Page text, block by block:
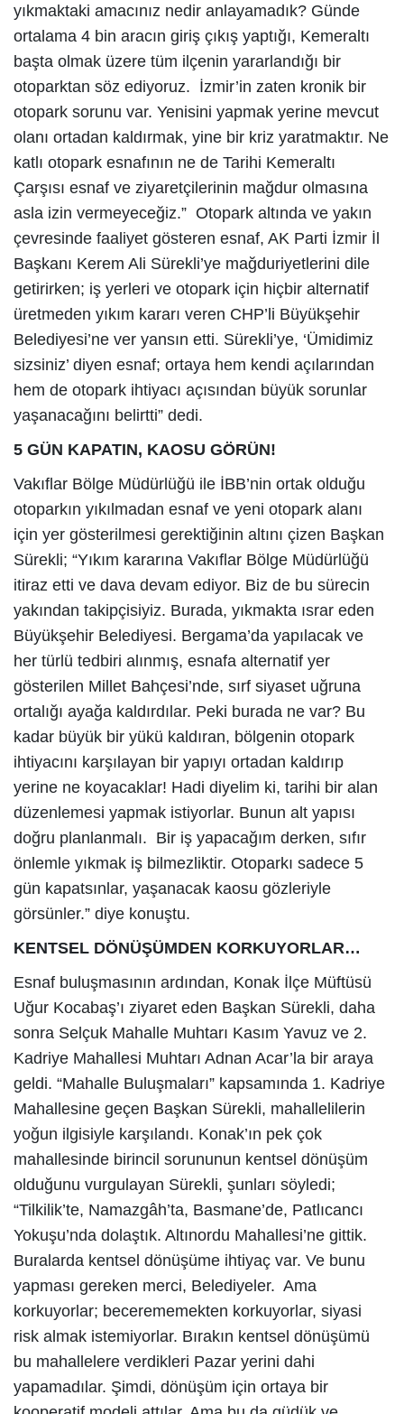
yıkmaktaki amacınız nedir anlayamadık? Günde
ortalama 4 bin aracın giriş çıkış yaptığı, Kemeraltı
başta olmak üzere tüm ilçenin yararlandığı bir
otoparktan söz ediyoruz. İzmir’in zaten kronik bir
otopark sorunu var. Yenisini yapmak yerine mevcut
olanı ortadan kaldırmak, yine bir kriz yaratmaktır. Ne
katlı otopark esnafının ne de Tarihi Kemeraltı
Çarşısı esnaf ve ziyaretçilerinin mağdur olmasına
asla izin vermeyeceğiz.” Otopark altında ve yakın
çevresinde faaliyet gösteren esnaf, AK Parti İzmir İl
Başkanı Kerem Ali Sürekli’ye mağduriyetlerini dile
getirirken; iş yerleri ve otopark için hiçbir alternatif
üretmeden yıkım kararı veren CHP’li Büyükşehir
Belediyesi’ne ver yansın etti. Sürekli’ye, ‘Ümidimiz
sizsiniz’ diyen esnaf; ortaya hem kendi açılarından
hem de otopark ihtiyacı açısından büyük sorunlar
yaşanacağını belirtti” dedi.
5 GÜN KAPATIN, KAOSU GÖRÜN!
Vakıflar Bölge Müdürlüğü ile İBB’nin ortak olduğu
otoparkın yıkılmadan esnaf ve yeni otopark alanı
için yer gösterilmesi gerektiğinin altını çizen Başkan
Sürekli; “Yıkım kararına Vakıflar Bölge Müdürlüğü
itiraz etti ve dava devam ediyor. Biz de bu sürecin
yakından takipçisiyiz. Burada, yıkmakta ısrar eden
Büyükşehir Belediyesi. Bergama’da yapılacak ve
her türlü tedbiri alınmış, esnafa alternatif yer
gösterilen Millet Bahçesi’nde, sırf siyaset uğruna
ortalığı ayağa kaldırdılar. Peki burada ne var? Bu
kadar büyük bir yükü kaldıran, bölgenin otopark
ihtiyacını karşılayan bir yapıyı ortadan kaldırıp
yerine ne koyacaklar! Hadi diyelim ki, tarihi bir alan
düzenlemesi yapmak istiyorlar. Bunun alt yapısı
doğru planlanmalı. Bir iş yapacağım derken, sıfır
önlemle yıkmak iş bilmezliktir. Otoparkı sadece 5
gün kapatsınlar, yaşanacak kaosu gözleriyle
görsünler.” diye konuştu.
KENTSEL DÖNÜŞÜMDEN KORKUYORLAR…
Esnaf buluşmasının ardından, Konak İlçe Müftüsü
Uğur Kocabaş’ı ziyaret eden Başkan Sürekli, daha
sonra Selçuk Mahalle Muhtarı Kasım Yavuz ve 2.
Kadriye Mahallesi Muhtarı Adnan Acar’la bir araya
geldi. “Mahalle Buluşmaları” kapsamında 1. Kadriye
Mahallesine geçen Başkan Sürekli, mahallelilerin
yoğun ilgisiyle karşılandı. Konak’ın pek çok
mahallesinde birincil sorununun kentsel dönüşüm
olduğunu vurgulayan Sürekli, şunları söyledi;
“Tilkilik’te, Namazgâh’ta, Basmane’de, Patlıcancı
Yokuşu’nda dolaştık. Altınordu Mahallesi’ne gittik.
Buralarda kentsel dönüşüme ihtiyaç var. Ve bunu
yapması gereken merci, Belediyeler. Ama
korkuyorlar; becerememekten korkuyorlar, siyasi
risk almak istemiyorlar. Bırakın kentsel dönüşümü
bu mahallelere verdikleri Pazar yerini dahi
yapamadılar. Şimdi, dönüşüm için ortaya bir